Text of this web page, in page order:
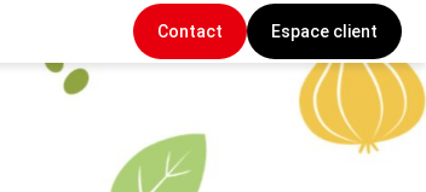
Contact Espace client